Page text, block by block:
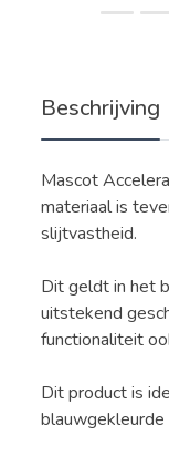
Beschrijving
Mascot
materiaal is
slijtvastheid.
Dit geldt in het
uitstekend
functionaliteit
Dit product is